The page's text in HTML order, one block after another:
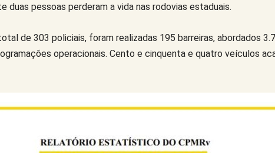
duas pessoas perderam a vida nas rodovias estaduais.
de 303 policiais, foram realizadas 195 barreiras, abordados
operacionais. Cento e cinquenta e quatro veículos